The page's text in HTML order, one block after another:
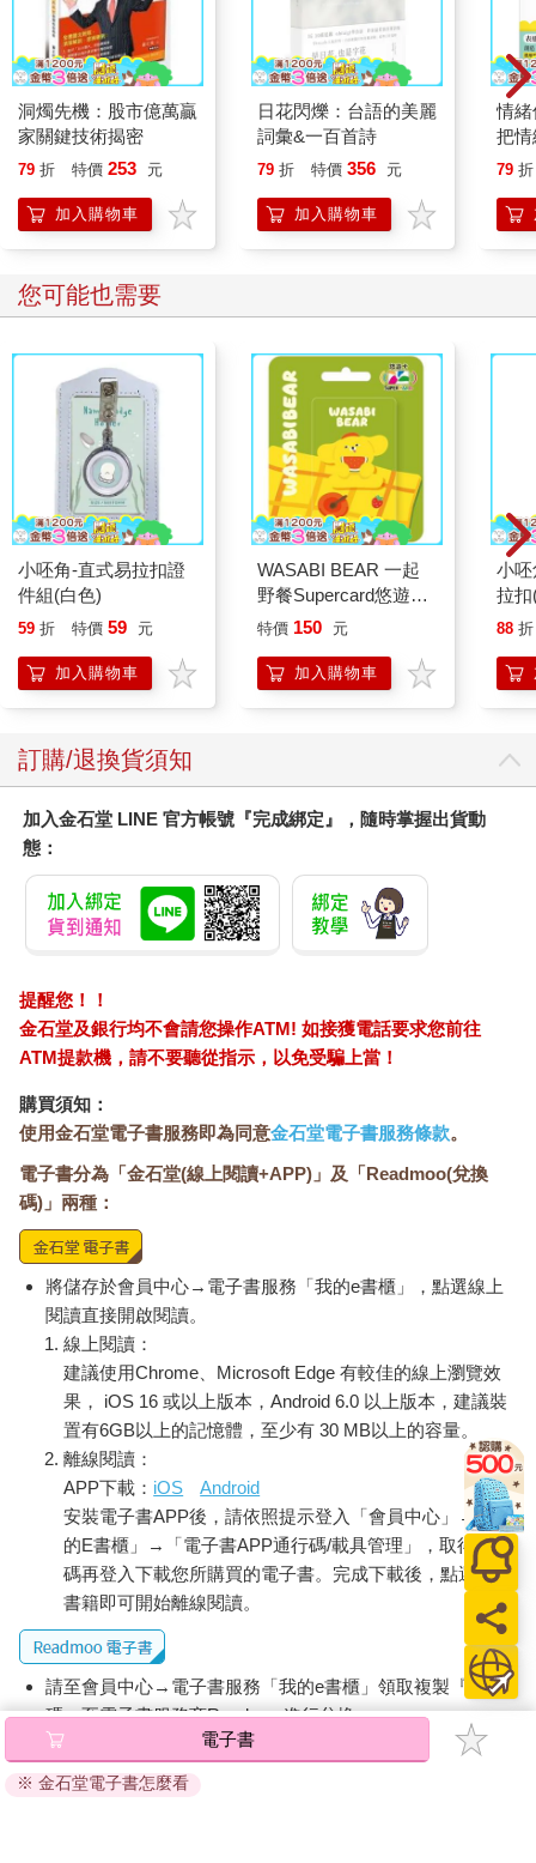
洞燭先機：股市億萬贏
家關鍵技術揭密
79 折 特價 253 元
加入購物車
日花閃爍：台語的美麗
詞彙&一百首詩
79 折 特價 356 元
加入購物車
情
把
誰
79 折
您可能也需要
小呸角-直式易拉扣證
件組(白色)
59 折 特價 59 元
加入購物車
WASABI BEAR 一起
野餐Supercard悠遊卡-
黃芥末熊【受託代銷】
特價 150 元
加入購物車
小
拉
88 折
訂購/退換貨須知
加入金石堂 LINE 官方帳號『完成綁定』，隨時掌握出貨動
態：
提醒您！！
金石堂及銀行均不會請您操作ATM! 如接獲電話要求您前往
ATM提款機，請不要聽從指示，以免受騙上當！
購買須知：
使用金石堂電子書服務即為同意金石堂電子書服務條款。
電子書分為「金石堂(線上閱讀+APP)」及「Readmoo(兌換
碼)」兩種：
將儲存於會員中心→電子書服務「我的e書櫃」，點選線上
閱讀直接開啟閱讀。
線上閱讀：
建議使用Chrome、Microsoft Edge 有較佳的線上瀏覽效
果， iOS 16 或以上版本，Android 6.0 以上版本，建議裝
置有6GB以上的記憶體，至少有 30 MB以上的容量。
離線閱讀：
APP下載： iOS
Android
安裝電子書APP後，請依照提示登入「會員中心」→「我
的E書櫃」→「電子書APP通行碼/載具管理」，取得通行
碼再登入下載您所購買的電子書。完成下載後，點選任一
書籍即可開始離線閱讀。
請至會員中心→電子書服務「我的e書櫃」領取複製『兌換
碼』至電子書服務商Readmoo進行兌換。
退換貨須知：
因版權保護，您在金石堂所購買的電子書僅能以金石堂專屬
電子書
※ 金石堂電子書怎麼看